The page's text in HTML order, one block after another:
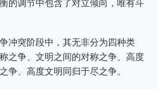
的调节中包含了对立倾向，唯有斗
冲突阶段中，其无非分为四种类
之争、文明之间的对称之争、高度
争、高度文明同归于尽之争。